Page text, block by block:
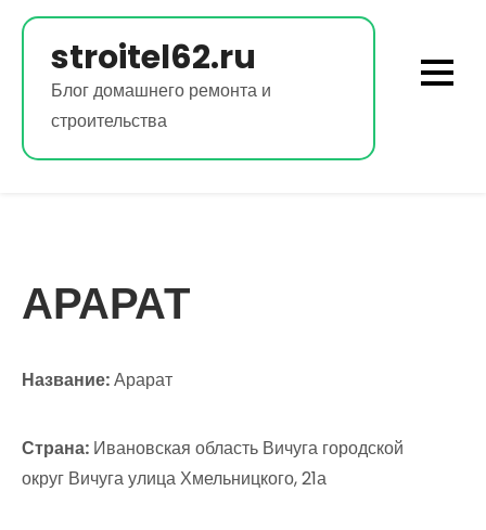
Перейти
содержимому
stroitel62.ru
Блог домашнего ремонта и
строительства
АРАРАТ
Название:Арарат
Страна: Ивановская область Вичуга городской
округ Вичуга улица Хмельницкого, 21а